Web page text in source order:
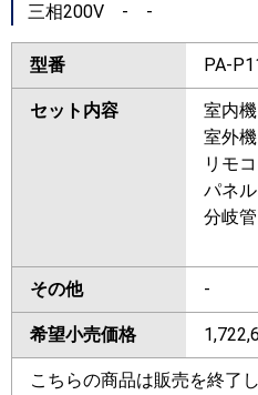
三相200V - -
型番 PA-
セット内容
室内
室外
リモ
パネ
分岐
その他 -
希望小売価格
こちらの商品は販売を終了し